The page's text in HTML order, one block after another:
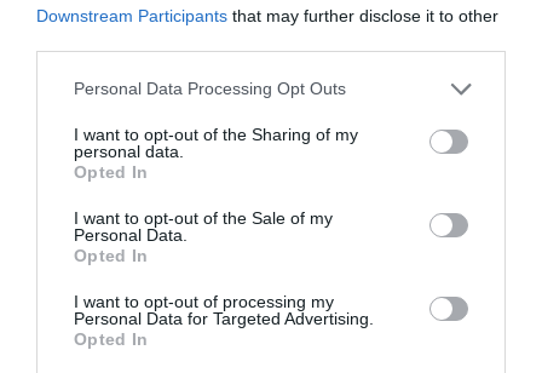
Downstream Participants that may further disclose it to other
Personal Data Processing Opt Outs
I want to opt-out of the Sharing of my
personal data.
Opted In
I want to opt-out of the Sale of my
Personal Data.
Opted In
I want to opt-out of processing my
Personal Data for Targeted Advertising.
Opted In